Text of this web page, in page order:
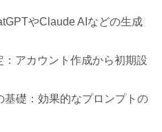
やClaude AIなどの生成
アカウント作成から初期設
基礎：効果的なプロンプトの